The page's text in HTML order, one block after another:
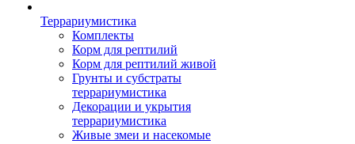
Террариумистика
Комплекты
Корм для рептилий
Корм для рептилий живой
Грунты и субстраты
террариумистика
Декорации и укрытия
террариумистика
Живые змеи и насекомые